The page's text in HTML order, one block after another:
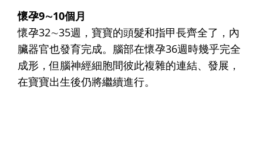
懷孕9∼10個月
懷孕32∼35週，寶寶的頭髮和指甲長齊全了，內
臟器官也發育完成。腦部在懷孕36週時幾乎完全
成形，但腦神經細胞間彼此複雜的連結、發展，
在寶寶出生後仍將繼續進行。